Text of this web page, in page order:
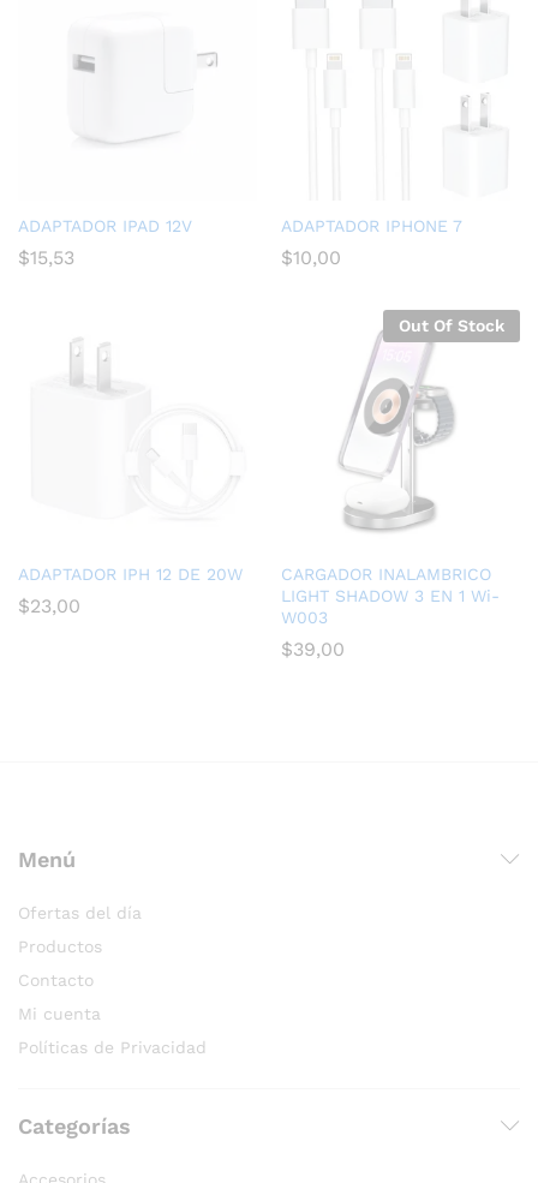
ADAPTADOR IPAD 12V
$15,53
ADAPTADOR IPHONE 7
$10,00
ADAPTADOR IPH 12 DE 20W
$23,00
Out Of Stock
CARGADOR INALAMBRICO
LIGHT SHADOW 3 EN 1 Wi-
W003
$39,00
Menú
Ofertas del día
Productos
Contacto
Mi cuenta
Políticas de Privacidad
Categorías